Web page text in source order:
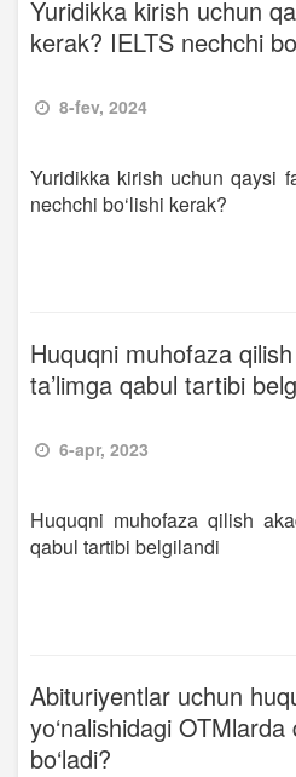
Yuridikka kirish uchun
kerak? IELTS nechchi
8-fev, 2024
Yuridikka kirish uchun qaysi
nechchi bo‘lishi kerak?
Huquqni muhofaza
ta’limga qabul tartibi
6-apr, 2023
Huquqni muhofaza qilish
qabul tartibi belgilandi
Abituriyentlar uchun
yo‘nalishidagi
bo‘ladi?